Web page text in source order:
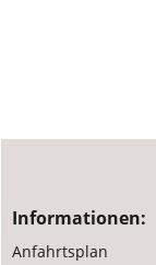
Informationen:
Anfahrtsplan